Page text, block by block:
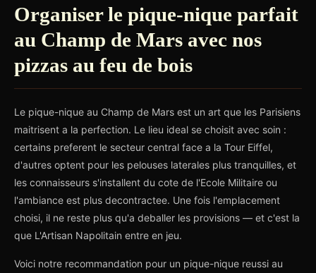
Organiser le pique-nique parfait
au Champ de Mars avec nos
pizzas au feu de bois
Le pique-nique au Champ de Mars est un art que les Parisiens
maitrisent a la perfection. Le lieu ideal se choisit avec soin :
certains preferent le secteur central face a la Tour Eiffel,
d'autres optent pour les pelouses laterales plus tranquilles, et
les connaisseurs s'installent du cote de l'Ecole Militaire ou
l'ambiance est plus decontractee. Une fois l'emplacement
choisi, il ne reste plus qu'a deballer les provisions — et c'est la
que L'Artisan Napolitain entre en jeu.
Voici notre recommandation pour un pique-nique reussi au